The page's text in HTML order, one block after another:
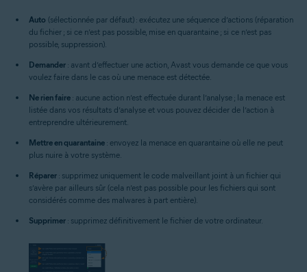
Auto (sélectionnée par défaut) : exécutez une séquence d’actions (réparation
du fichier ; si ce n’est pas possible, mise en quarantaine ; si ce n’est pas
possible, suppression).
Demander : avant d’effectuer une action, Avast vous demande ce que vous
voulez faire dans le cas où une menace est détectée.
Ne rien faire : aucune action n’est effectuée durant l’analyse ; la menace est
listée dans vos résultats d’analyse et vous pouvez décider de l’action à
entreprendre ultérieurement.
Mettre en quarantaine : envoyez la menace en quarantaine où elle ne peut
plus nuire à votre système.
Réparer : supprimez uniquement le code malveillant joint à un fichier qui
s’avère par ailleurs sûr (cela n’est pas possible pour les fichiers qui sont
considérés comme des malwares à part entière).
Supprimer : supprimez définitivement le fichier de votre ordinateur.